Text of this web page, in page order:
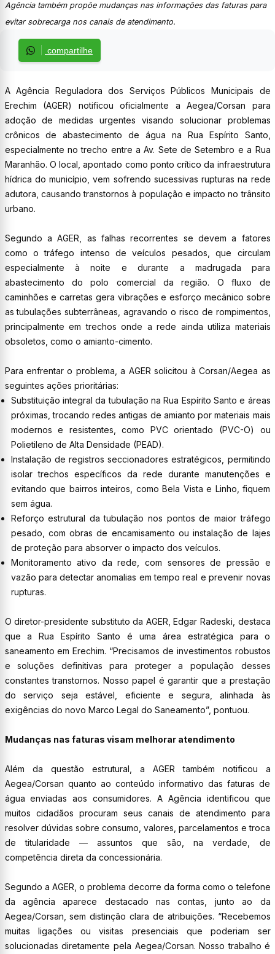
Agência também propõe mudanças nas informações das faturas para
evitar sobrecarga nos canais de atendimento.
compartilhe
A Agência Reguladora dos Serviços Públicos Municipais de
Erechim (AGER) notificou oficialmente a Aegea/Corsan para
adoção de medidas urgentes visando solucionar problemas
crônicos de abastecimento de água na Rua Espírito Santo,
especialmente no trecho entre a Av. Sete de Setembro e a Rua
Maranhão. O local, apontado como ponto crítico da infraestrutura
hídrica do município, vem sofrendo sucessivas rupturas na rede
adutora, causando transtornos à população e impacto no trânsito
urbano.
Segundo a AGER, as falhas recorrentes se devem a fatores
como o tráfego intenso de veículos pesados, que circulam
especialmente à noite e durante a madrugada para
abastecimento do polo comercial da região. O fluxo de
caminhões e carretas gera vibrações e esforço mecânico sobre
as tubulações subterrâneas, agravando o risco de rompimentos,
principalmente em trechos onde a rede ainda utiliza materiais
obsoletos, como o amianto-cimento.
Para enfrentar o problema, a AGER solicitou à Corsan/Aegea as
seguintes ações prioritárias:
Substituição integral da tubulação na Rua Espírito Santo e áreas
próximas, trocando redes antigas de amianto por materiais mais
modernos e resistentes, como PVC orientado (PVC-O) ou
Polietileno de Alta Densidade (PEAD).
Instalação de registros seccionadores estratégicos, permitindo
isolar trechos específicos da rede durante manutenções e
evitando que bairros inteiros, como Bela Vista e Linho, fiquem
sem água.
Reforço estrutural da tubulação nos pontos de maior tráfego
pesado, com obras de encamisamento ou instalação de lajes
de proteção para absorver o impacto dos veículos.
Monitoramento ativo da rede, com sensores de pressão e
vazão para detectar anomalias em tempo real e prevenir novas
rupturas.
O diretor-presidente substituto da AGER, Edgar Radeski, destaca
que a Rua Espírito Santo é uma área estratégica para o
saneamento em Erechim. “Precisamos de investimentos robustos
e soluções definitivas para proteger a população desses
constantes transtornos. Nosso papel é garantir que a prestação
do serviço seja estável, eficiente e segura, alinhada às
exigências do novo Marco Legal do Saneamento”, pontuou.
Mudanças nas faturas visam melhorar atendimento
Além da questão estrutural, a AGER também notificou a
Aegea/Corsan quanto ao conteúdo informativo das faturas de
água enviadas aos consumidores. A Agência identificou que
muitos cidadãos procuram seus canais de atendimento para
resolver dúvidas sobre consumo, valores, parcelamentos e troca
de titularidade — assuntos que são, na verdade, de
competência direta da concessionária.
Segundo a AGER, o problema decorre da forma como o telefone
da agência aparece destacado nas contas, junto ao da
Aegea/Corsan, sem distinção clara de atribuições. “Recebemos
muitas ligações ou visitas presenciais que poderiam ser
solucionadas diretamente pela Aegea/Corsan. Nosso trabalho é